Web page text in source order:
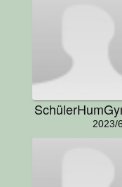
2023/